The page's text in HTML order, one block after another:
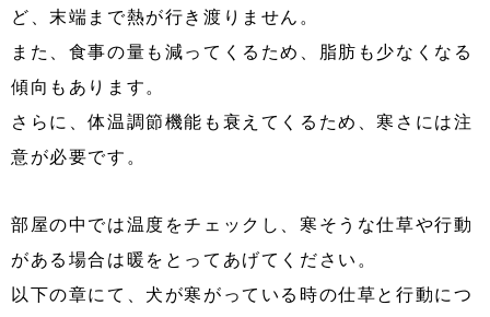
ど、末端まで熱が行き渡りません。
また、食事の量も減ってくるため、脂肪も少なくなる
傾向もあります。
さらに、体温調節機能も衰えてくるため、寒さには注
意が必要です。
部屋の中では温度をチェックし、寒そうな仕草や行動
がある場合は暖をとってあげてください。
以下の章にて、犬が寒がっている時の仕草と行動につ